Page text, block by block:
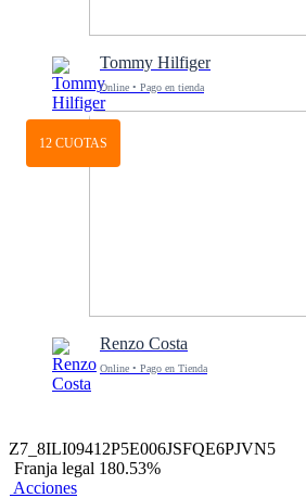
Tommy Hilfiger
Online • Pago en tienda
12 CUOTAS
Renzo Costa
Online • Pago en Tienda
Z7_8ILI09412P5E006JSFQE6PJVN5
Franja legal 180.53%
Acciones